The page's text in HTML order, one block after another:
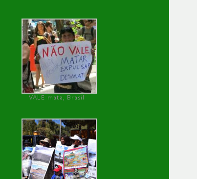
VALE mata, Brasil